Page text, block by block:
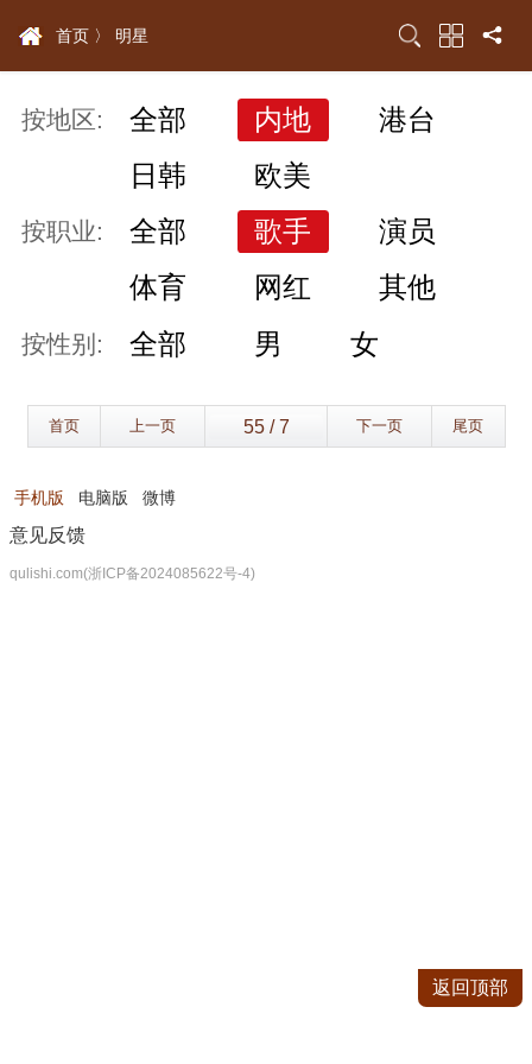
首页 〉 明星
按地区: 全部 内地
港台
日韩
欧美
按职业: 全部 歌手
演员
体育
网红 其他
按性别: 全部 男 女
首页 上一页 下一页 尾页
手机版 电脑版 微博
意见反馈
qulishi.com(浙ICP备2024085622号-4)
返回顶部